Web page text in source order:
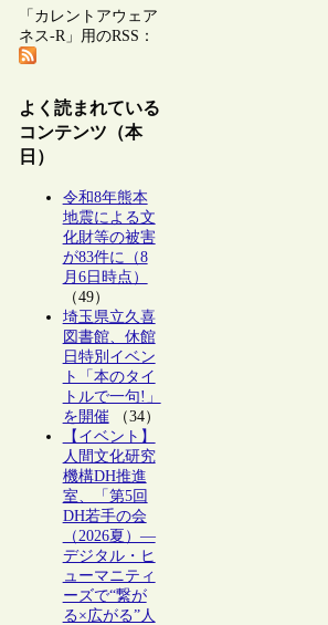
「カレントアウェア
ネス-R」用のRSS：
よく読まれている
コンテンツ（本
日）
令和8年熊本
地震による文
化財等の被害
が83件に（8
月6日時点）
（49）
埼玉県立久喜
図書館、休館
日特別イベン
ト「本のタイ
トルで一句!」
を開催（34）
【イベント】
人間文化研究
機構DH推進
室、「第5回
DH若手の会
（2026夏）―
デジタル・ヒ
ューマニティ
ーズで“繋が
る×広がる”人